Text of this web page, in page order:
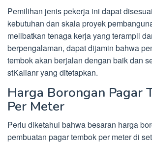
Pemilihan jenis pekerja ini dapat
kebutuhan dan skala proyek
melibatkan tenaga kerja yang terampil
berpengalaman, dapat dijamin bahwa
tembok akan berjalan dengan baik dan
stKalianr yang ditetapkan.
Harga Borongan Pagar
Per Meter
Perlu diketahui bahwa besaran harga
pembuatan pagar tembok per meter di